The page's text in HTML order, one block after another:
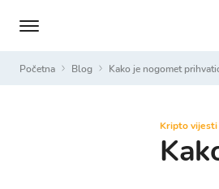
Početna Blog Kako je nogomet
Kripto vijesti